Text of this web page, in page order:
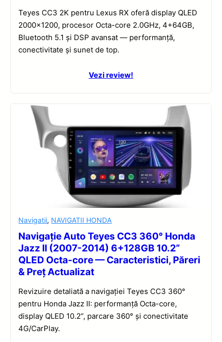
Teyes CC3 2K pentru Lexus RX oferă display QLED
2000×1200, procesor Octa-core 2.0GHz, 4+64GB,
Bluetooth 5.1 și DSP avansat — performanță,
conectivitate și sunet de top.
Vezi review!
Navigatii, NAVIGATII HONDA
Navigație Auto Teyes CC3 360° Honda
Jazz II (2007-2014) 6+128GB 10.2”
QLED Octa-core — Caracteristici, Păreri
& Preț Actualizat
Revizuire detaliată a navigației Teyes CC3 360°
pentru Honda Jazz II: performanță Octa-core,
display QLED 10.2”, parcare 360° și conectivitate
4G/CarPlay.